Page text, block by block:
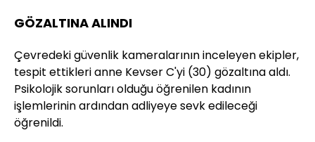
GÖZALTINA ALINDI
Çevredeki güvenlik kameralarının inceleyen ekipler,
tespit ettikleri anne Kevser C'yi (30) gözaltına aldı.
Psikolojik sorunları olduğu öğrenilen kadının
işlemlerinin ardından adliyeye sevk edileceği
öğrenildi.